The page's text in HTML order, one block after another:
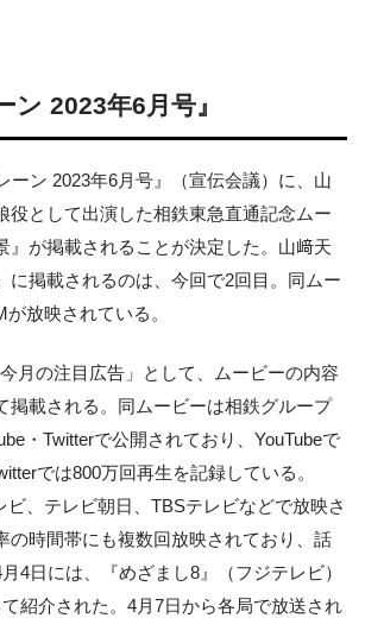
ン 2023年6月号』
ーン 2023年6月号』（宣伝会議）に、山
役として出演した相鉄東急直通記念ムー
』が掲載されることが決定した。山﨑天
に掲載されるのは、今回で2回目。同ムー
放映されている。
月の注目広告」として、ムービーの内容
掲載される。同ムービーは相鉄グループ
・Twitterで公開されており、YouTubeで
では800万回再生を記録している。
ビ、テレビ朝日、TBSテレビなどで放映さ
の時間帯にも複数回放映されており、話
4日には、『めざまし8』（フジテレビ）
紹介された。4月7日から各局で放送され